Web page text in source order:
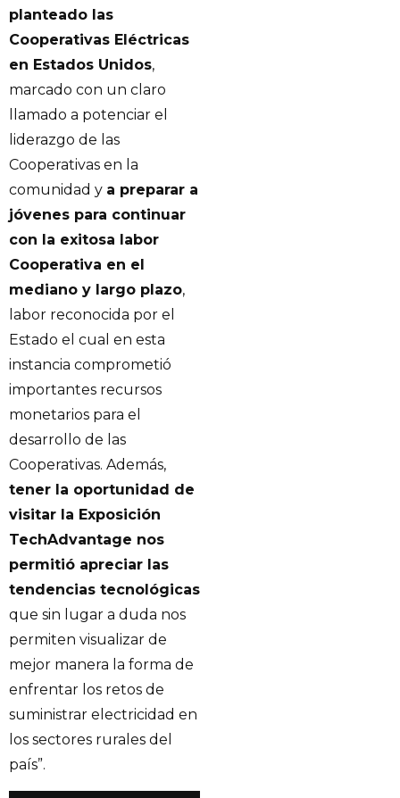
planteado las
Cooperativas Eléctricas
en Estados Unidos,
marcado con un claro
llamado a potenciar el
liderazgo de las
Cooperativas en la
comunidad y a preparar a
jóvenes para continuar
con la exitosa labor
Cooperativa en el
mediano y largo plazo,
labor reconocida por el
Estado el cual en esta
instancia comprometió
importantes recursos
monetarios para el
desarrollo de las
Cooperativas. Además,
tener la oportunidad de
visitar la Exposición
TechAdvantage nos
permitió apreciar las
tendencias tecnológicas
que sin lugar a duda nos
permiten visualizar de
mejor manera la forma de
enfrentar los retos de
suministrar electricidad en
los sectores rurales del
país”.